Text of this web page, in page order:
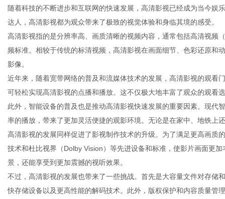
随着科技的不断进步和互联网的快速发展，高清影视已经成为当今娱
达人，高清影视都为观众带来了极致的视觉体验和身临其境的感受。
高清影视指的是分辨率高、画质清晰的视频内容，通常包括高清视频
频标准。相较于传统的标清视频，高清影视在画面细节、色彩还原和
影像。
近年来，随着宽带网络的普及和流媒体技术的发展，高清影视的观看
可轻松实现高清影视的点播和播放。这不仅极大地丰富了观众的观看
此外，智能设备的普及也是推动高清影视快速发展的重要因素。现代
率的播放，带来了更加灵活便捷的观影环境。无论是在家中、地铁上
高清影视的发展同样促进了影视制作技术的升级。为了满足更高画质
技术和杜比视界（Dolby Vision）等先进设备和标准，使影片画面更
景，还能享受到更加震撼的视听效果。
不过，高清影视的发展也带来了一些挑战。首先是大容量文件对存储
快存储设备以及更高性能的解码技术。此外，版权保护和内容质量管